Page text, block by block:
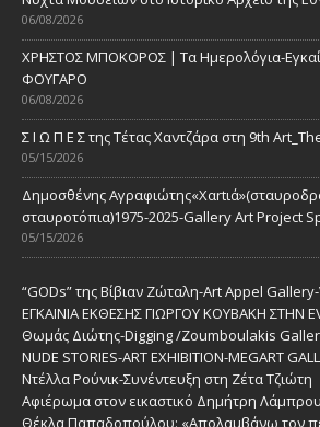
06/08/2026
ΧΡΗΣΤΟΣ ΜΠΟΚΟΡΟΣ | Τα Ημερολόγια-
ΦΟΥΓΑΡΟ
06/08/2026
Σ Ι Ω Π Ε Σ της Τέτας Χαντζάρα στη 9th
05/15/2026
Δημοσθένης
σταυροτόπια)1975-2025-Gallery Art Project
05/15/2026
“GODs” της Βίβιαν Ζώταλη-Art Appel
ΕΓΚΑΙΝΙΑ ΕΚΘΕΣΗΣ ΓΙΩΡΓΟΥ ΚΟΥΒΑΚΗ ΣΤΗΝ
Θωμάς Διώτης-Digging /Zoumboulakis
NUDE STORIES-ΑRT EXHIBITION-MEGART
Ντέλλα Ρούνικ-Συνέντευξη στη Ζέτα Τζιώτη
Αφιέρωμα στον εικαστικό Δημήτρη Λάμπρου
Θέκλα Παπαδοπούλου: «Απολαμβάνω τον